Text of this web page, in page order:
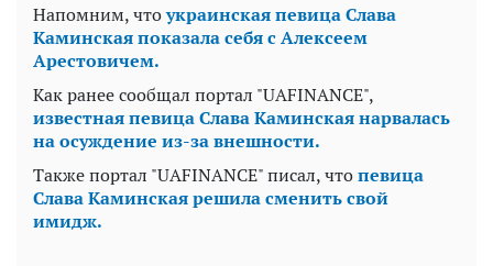
Напомним, чтоукраинская певица Слава
Каминская показала себя с Алексеем
Арестовичем.
Как ранее сообщал портал "UAFINANCE",
известная певица Слава Каминская нарвалась
на осуждение из-за внешности.
Также портал "UAFINANCE" писал, чтопевица
Слава Каминская решила сменить свой
имидж.